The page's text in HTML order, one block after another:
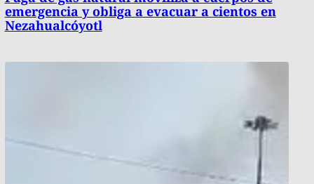
emergencia y obliga a evacuar a cientos en
Nezahualcóyotl